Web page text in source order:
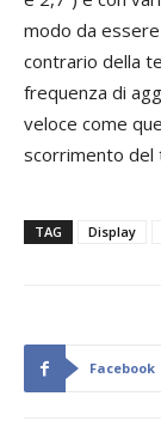
modo da
contrario della
frequenza di
veloce come
scorrimento del
TAG Display
Facebook